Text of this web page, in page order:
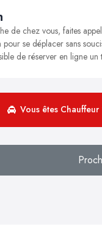
de chez vous, faites
pour se déplacer sans
de réserver en ligne
Vous êtes